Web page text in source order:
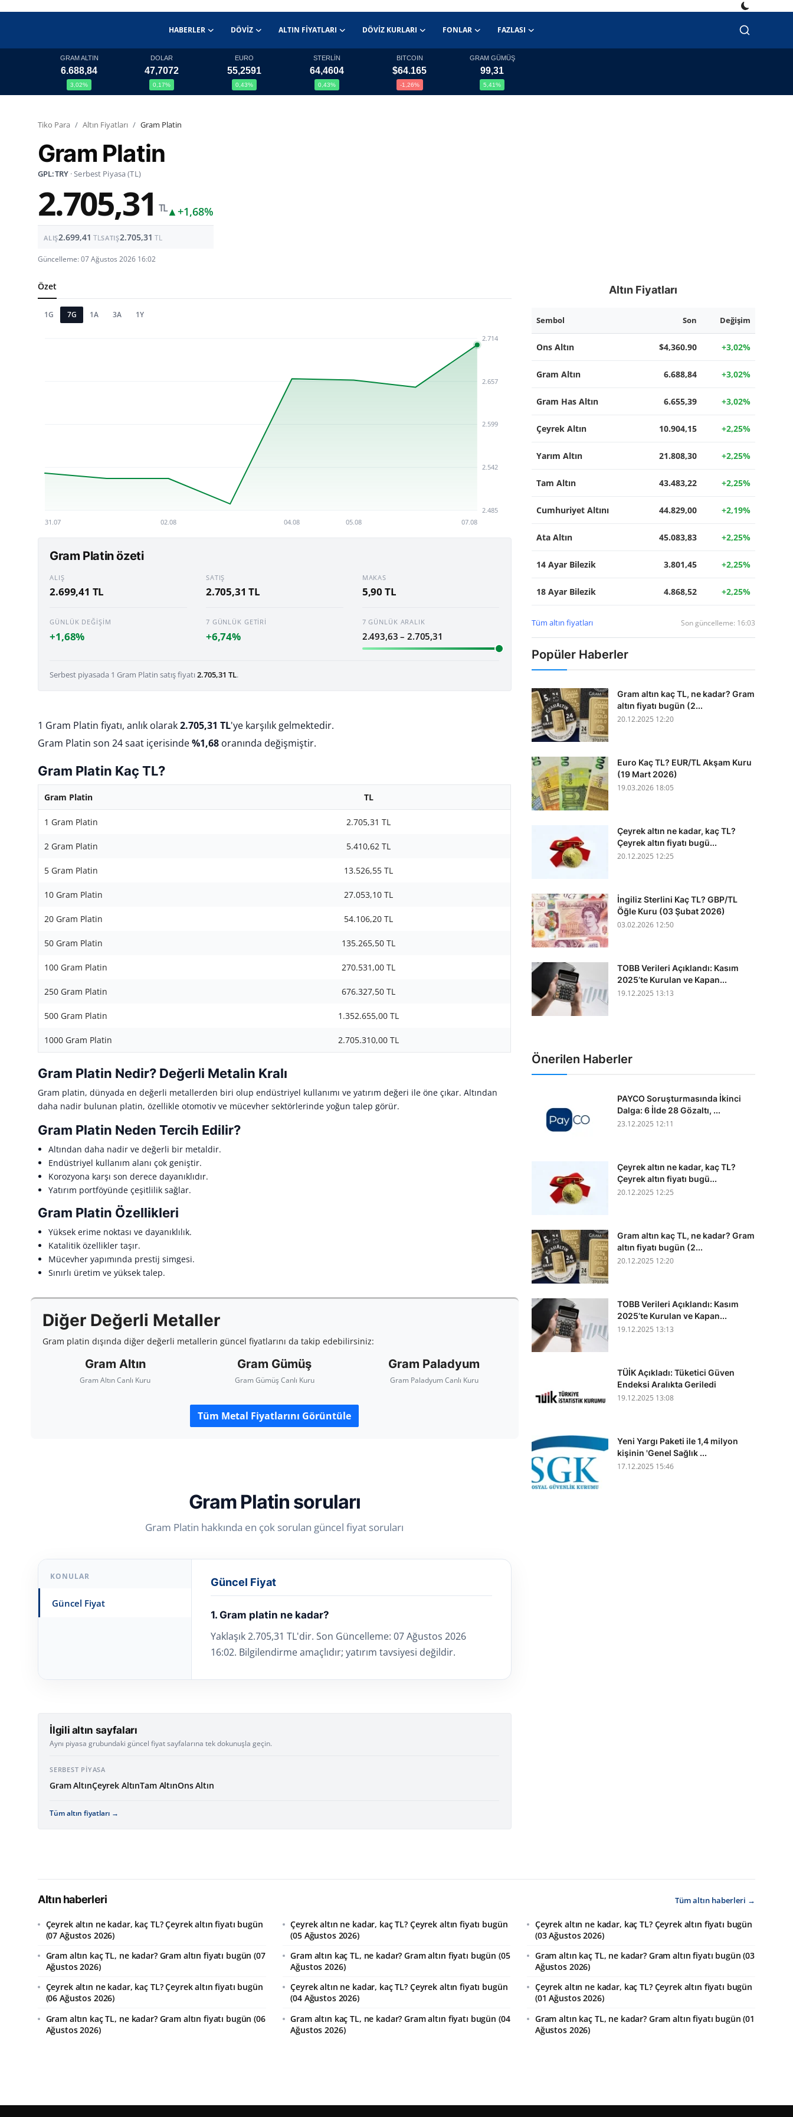
HABERLER DÖVIZ ALTIN FIYATLARI DÖVIZ KURLARI FONLAR FAZLASI
Döviz Kurları
TCMB Kurları
Emtia Fiyatları
GRAM ALTIN
6.688,84
3,02%
DOLAR
47,7072
0,17%
EURO
55,2591
0,43%
STERLİN
64,4604
0,43%
BITCOIN
$64.165
-1,26%
GRAM GÜMÜŞ
99,31
5,41%
Tiko Para Altın Fiyatları Gram Platin
Gram Platin
GPL:TRY· Serbest Piyasa (TL)
2.705,31 TL▲+1,68%
ALIŞ2.699,41 TLSATIŞ2.705,31 TL
Güncelleme: 07 Ağustos 2026 16:02
Özet
1G 7G 1A 3A 1Y
2.714
2.657
2.599
2.542
2.485
31.07
02.08 04.08 05.08 07.08
Gram Platin özeti
ALIŞ
2.699,41 TL
SATIŞ
2.705,31 TL
MAKAS
5,90 TL
GÜNLÜK DEĞIŞIM
+1,68%
7 GÜNLÜK GETIRI
+6,74%
7 GÜNLÜK ARALIK
2.493,63 – 2.705,31
Serbest piyasada 1 Gram Platin satış fiyatı2.705,31 TL.
1 Gram Platin fiyatı, anlık olarak2.705,31 TL'ye karşılık gelmektedir.
Gram Platin son 24 saat içerisinde%1,68 oranında değişmiştir.
Gram Platin Kaç TL?
Gram Platin TL
1 Gram Platin 2.705,31 TL
2 Gram Platin 5.410,62 TL
5 Gram Platin 13.526,55 TL
10 Gram Platin 27.053,10 TL
20 Gram Platin 54.106,20 TL
50 Gram Platin 135.265,50 TL
100 Gram Platin 270.531,00 TL
250 Gram Platin 676.327,50 TL
500 Gram Platin 1.352.655,00 TL
1000 Gram Platin 2.705.310,00 TL
Gram Platin Nedir? Değerli Metalin Kralı
Gram platin, dünyada en değerli metallerden biri olup endüstriyel kullanımı ve yatırım değeri ile öne çıkar. Altından
daha nadir bulunan platin, özellikle otomotiv ve mücevher sektörlerinde yoğun talep görür.
Gram Platin Neden Tercih Edilir?
Altından daha nadir ve değerli bir metaldir.
Endüstriyel kullanım alanı çok geniştir.
Korozyona karşı son derece dayanıklıdır.
Yatırım portföyünde çeşitlilik sağlar.
Gram Platin Özellikleri
Yüksek erime noktası ve dayanıklılık.
Katalitik özellikler taşır.
Mücevher yapımında prestij simgesi.
Sınırlı üretim ve yüksek talep.
Diğer Değerli Metaller
Gram platin dışında diğer değerli metallerin güncel fiyatlarını da takip edebilirsiniz:
Gram Altın
Gram Altın Canlı Kuru
Gram Gümüş
Gram Gümüş Canlı Kuru
Gram Paladyum
Gram Paladyum Canlı Kuru
Tüm Metal Fiyatlarını Görüntüle
Gram Platin soruları
Gram Platin hakkında en çok sorulan güncel fiyat soruları
KONULAR
Güncel Fiyat
Güncel Fiyat
1. Gram platin ne kadar?
Yaklaşık 2.705,31 TL'dir. Son Güncelleme: 07 Ağustos 2026
16:02. Bilgilendirme amaçlıdır; yatırım tavsiyesi değildir.
İlgili altın sayfaları
Aynı piyasa grubundaki güncel fiyat sayfalarına tek dokunuşla geçin.
SERBEST PIYASA
Gram AltınÇeyrek AltınTam AltınOns Altın
Tüm altın fiyatları
Altın Fiyatları
Sembol Son Değişim
Ons Altın $4,360.90 +3,02%
Gram Altın 6.688,84 +3,02%
Gram Has Altın 6.655,39 +3,02%
Çeyrek Altın 10.904,15 +2,25%
Yarım Altın 21.808,30 +2,25%
Tam Altın 43.483,22 +2,25%
Cumhuriyet Altını 44.829,00 +2,19%
Ata Altın 45.083,83 +2,25%
14 Ayar Bilezik 3.801,45 +2,25%
18 Ayar Bilezik 4.868,52 +2,25%
Tüm altın fiyatları Son güncelleme: 16:03
Popüler Haberler
Gram altın kaç TL, ne kadar? Gram
altın fiyatı bugün (2...
20.12.2025 12:20
Euro Kaç TL? EUR/TL Akşam Kuru
(19 Mart 2026)
19.03.2026 18:05
Çeyrek altın ne kadar, kaç TL?
Çeyrek altın fiyatı bugü...
20.12.2025 12:25
İngiliz Sterlini Kaç TL? GBP/TL
Öğle Kuru (03 Şubat 2026)
03.02.2026 12:50
TOBB Verileri Açıklandı: Kasım
2025’te Kurulan ve Kapan...
19.12.2025 13:13
Önerilen Haberler
PAYCO Soruşturmasında İkinci
Dalga: 6 İlde 28 Gözaltı, ...
23.12.2025 12:11
Çeyrek altın ne kadar, kaç TL?
Çeyrek altın fiyatı bugü...
20.12.2025 12:25
Gram altın kaç TL, ne kadar? Gram
altın fiyatı bugün (2...
20.12.2025 12:20
TOBB Verileri Açıklandı: Kasım
2025’te Kurulan ve Kapan...
19.12.2025 13:13
TÜİK Açıkladı: Tüketici Güven
Endeksi Aralıkta Geriledi
19.12.2025 13:08
Yeni Yargı Paketi ile 1,4 milyon
kişinin 'Genel Sağlık ...
17.12.2025 15:46
Altın haberleri Tüm altın haberleri →
Çeyrek altın ne kadar, kaç TL? Çeyrek altın fiyatı bugün
(07 Ağustos 2026)
Gram altın kaç TL, ne kadar? Gram altın fiyatı bugün (07
Ağustos 2026)
Çeyrek altın ne kadar, kaç TL? Çeyrek altın fiyatı bugün
(06 Ağustos 2026)
Gram altın kaç TL, ne kadar? Gram altın fiyatı bugün (06
Ağustos 2026)
Çeyrek altın ne kadar, kaç TL? Çeyrek altın fiyatı bugün
(05 Ağustos 2026)
Gram altın kaç TL, ne kadar? Gram altın fiyatı bugün (05
Ağustos 2026)
Çeyrek altın ne kadar, kaç TL? Çeyrek altın fiyatı bugün
(04 Ağustos 2026)
Gram altın kaç TL, ne kadar? Gram altın fiyatı bugün (04
Ağustos 2026)
Çeyrek altın ne kadar, kaç TL? Çeyrek altın fiyatı bugün
(03 Ağustos 2026)
Gram altın kaç TL, ne kadar? Gram altın fiyatı bugün (03
Ağustos 2026)
Çeyrek altın ne kadar, kaç TL? Çeyrek altın fiyatı bugün
(01 Ağustos 2026)
Gram altın kaç TL, ne kadar? Gram altın fiyatı bugün (01
Ağustos 2026)